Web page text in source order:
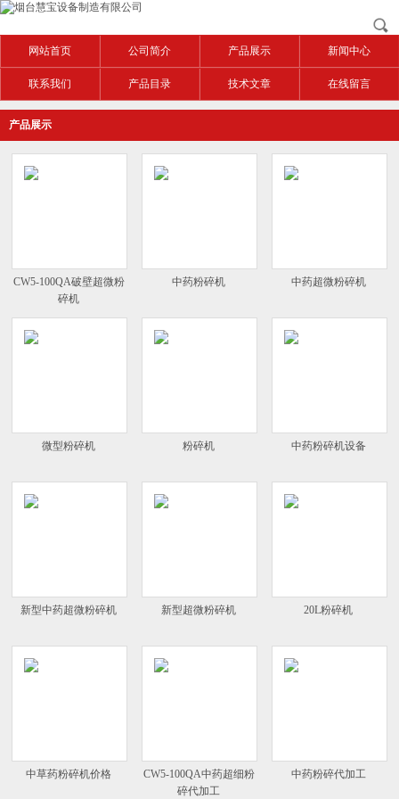
网站首页 公司简介 产品展示 新闻中心
联系我们 产品目录 技术文章 在线留言
产品展示
CW5-100QA破壁超微粉
碎机
中药粉碎机 中药超微粉碎机
微型粉碎机 粉碎机 中药粉碎机设备
新型中药超微粉碎机 新型超微粉碎机 20L粉碎机
中草药粉碎机价格
CW5-100QA中药超细粉
碎代加工
中药粉碎代加工